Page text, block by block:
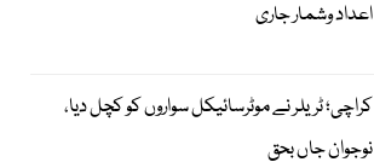
اعداد وشمار جاری
کراچی؛ ٹریلر نے موٹرسائیکل سواروں کو کچل دیا،
نوجوان جاں بحق